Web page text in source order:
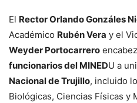
El Rector Orlando Gonzáles
Académico Rubén Vera y el
Weyder Portocarrero
funcionarios del MINEDU a
Nacional de Trujillo, incluido
Biológicas, Ciencias Físicas y